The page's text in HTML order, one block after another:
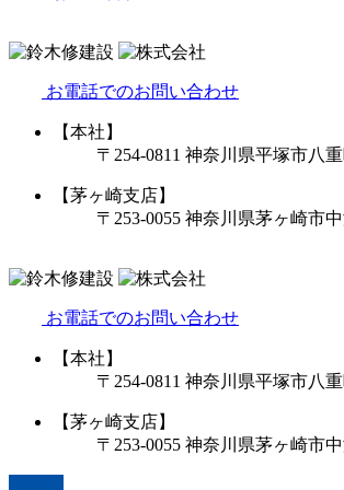
お電話でのお問い合わせ
【本社】
〒254-0811 神奈川県平塚市八
【茅ヶ崎支店】
〒253-0055 神奈川県茅ヶ崎市
お電話でのお問い合わせ
【本社】
〒254-0811 神奈川県平塚市八
【茅ヶ崎支店】
〒253-0055 神奈川県茅ヶ崎市